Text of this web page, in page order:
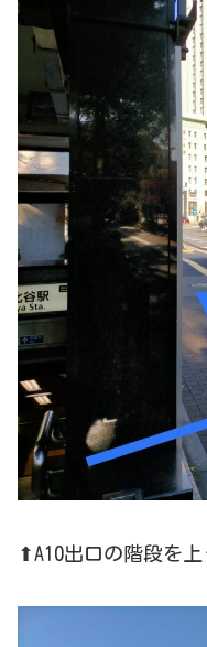
⬆A10出口の階段を上